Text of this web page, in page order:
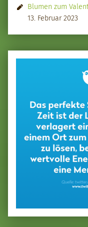
Blumen zum
13. Februar 2023